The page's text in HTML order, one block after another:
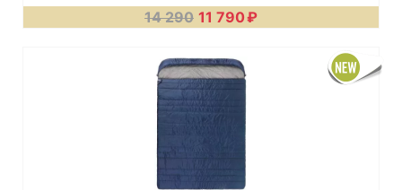
14 290 11 790₽